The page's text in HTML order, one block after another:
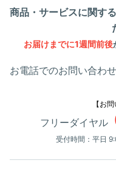
商品・サービスに関す
お届けまでに1週間前後
お電話でのお問い合わ
【お
フリーダイヤル
受付時間：平日